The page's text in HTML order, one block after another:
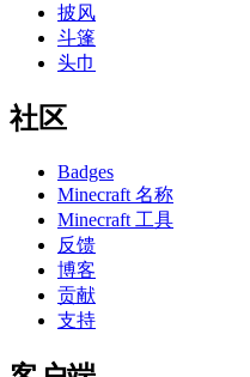
披风
斗篷
头巾
社区
Badges
Minecraft 名称
Minecraft 工具
反馈
博客
贡献
支持